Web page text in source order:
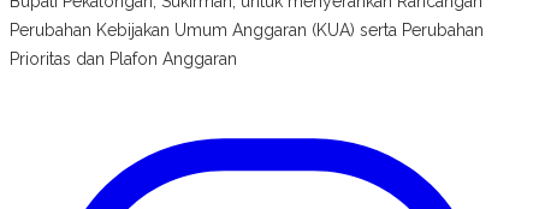
Perubahan Kebijakan Umum Anggaran (KUA) serta Perubahan
Prioritas dan Plafon Anggaran